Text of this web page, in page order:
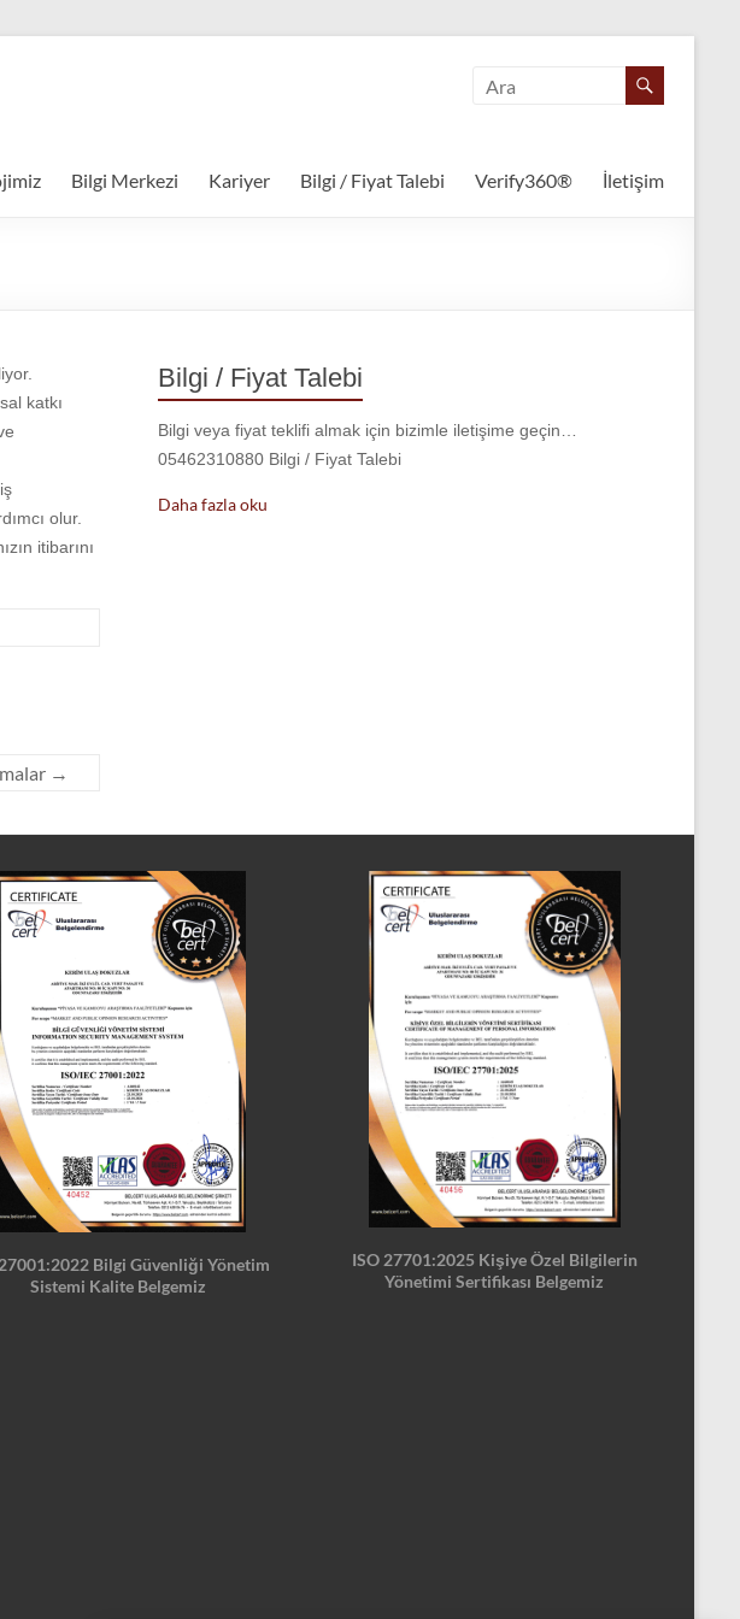
Bilgi Merkezi Kariyer Bilgi / Fiyat Talebi Verify360® İletişim
katkı
olur.
itibarını
→
Bilgi / Fiyat Talebi
Bilgi veya fiyat teklifi almak için bizimle iletişime geçin…
05462310880 Bilgi / Fiyat Talebi
Daha fazla oku
Bilgi Güvenliği Yönetim
Sistemi Kalite Belgemiz
ISO 27701:2025 Kişiye Özel Bilgilerin
Yönetimi Sertifikası Belgemiz